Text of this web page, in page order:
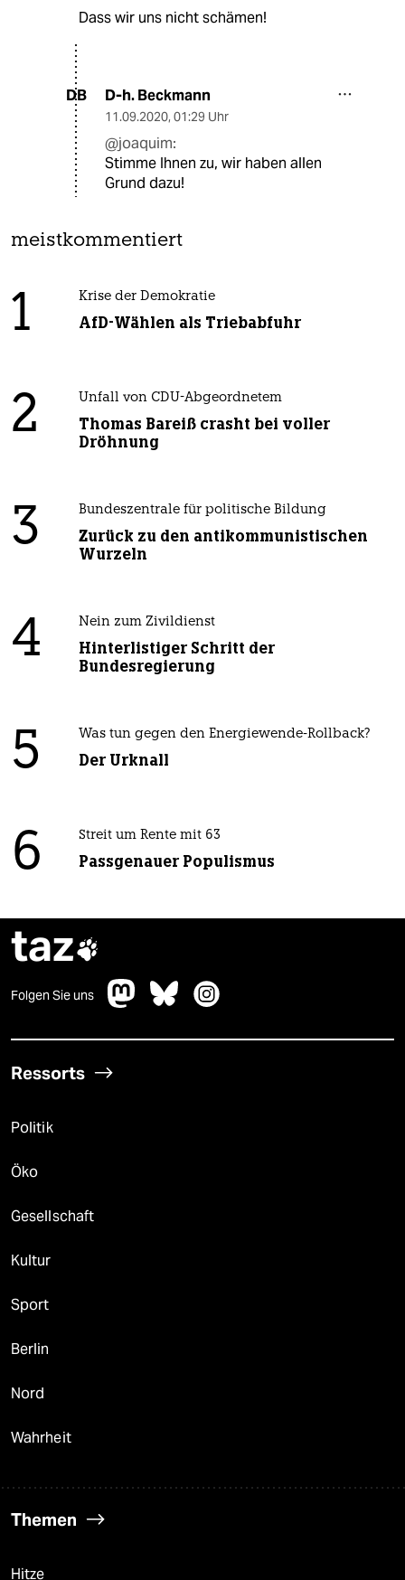
Dass wir uns nicht schämen!
DB D-h. Beckmann
11.09.2020, 01:29 Uhr
@joaquim:
Stimme Ihnen zu, wir haben allen
Grund dazu!
meistkommentiert
1 Krise der Demokratie
AfD-Wählen als Triebabfuhr
2 Unfall von CDU-Abgeordnetem
Thomas Bareiß crasht bei voller
Dröhnung
3 Bundeszentrale für politische Bildung
Zurück zu den antikommunistischen
Wurzeln
4 Nein zum Zivildienst
Hinterlistiger Schritt der
Bundesregierung
5 Was tun gegen den Energiewende-Rollback?
Der Urknall
6 Streit um Rente mit 63
Passgenauer Populismus
taz
Folgen Sie uns
Ressorts
Politik
Öko
Gesellschaft
Kultur
Sport
Berlin
Nord
Wahrheit
Themen
Hitze